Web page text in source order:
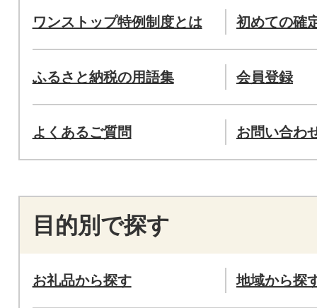
ワンストップ特例制度とは 初めての確
ふるさと納税の用語集 会員登録
よくあるご質問 お問い合わ
目的別で探す
お礼品から探す 地域から探